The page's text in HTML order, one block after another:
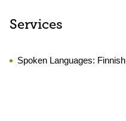
Services
Spoken Languages: Finnish